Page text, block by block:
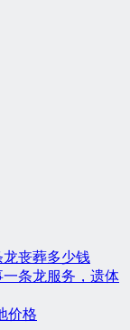
龙丧葬多少钱
一条龙服务，遗体
价格